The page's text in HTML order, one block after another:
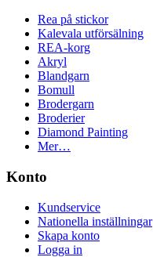
Rea på stickor
Kalevala utförsälning
REA-korg
Akryl
Blandgarn
Bomull
Brodergarn
Broderier
Diamond Painting
Mer…
Konto
Kundservice
Nationella inställningar
Skapa konto
Logga in